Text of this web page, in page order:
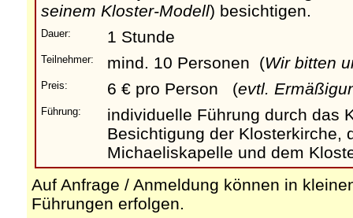
seinem Kloster-Modell) besichtigen.
Dauer: 1 Stunde
Teilnehmer: mind. 10 Personen (Wir bitten
Preis: 6 € pro Person (evtl.
Führung:
individuelle Führung durch das
Besichtigung der Klosterkirche,
Michaeliskapelle und dem
Auf Anfrage / Anmeldung können in
Führungen erfolgen.